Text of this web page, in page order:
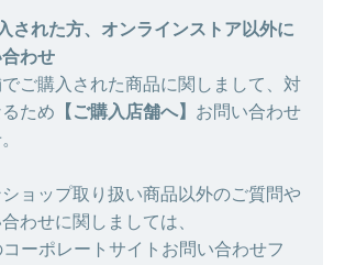
された方、オンラインストア以外に
わせ
でご購入された商品に関しまして、対
ため 【ご購入店舗へ】 お問い合わせ
ショップ取り扱い商品以外のご質問や
わせに関しましては、
ーポレートサイトお問い合わせフ